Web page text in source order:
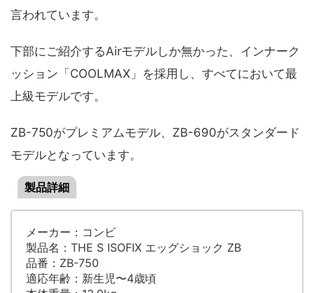
言われています。
下部にご紹介するAirモデルしか無かった、インナーク
ッション「COOLMAX」を採用し、すべてにおいて最
上級モデルです。
ZB-750がプレミアムモデル、ZB-690がスタンダード
モデルとなっています。
製品詳細
メーカー：コンビ
製品名：THE S ISOFIX エッグショック ZB
品番：ZB-750
適応年齢：新生児〜4歳頃